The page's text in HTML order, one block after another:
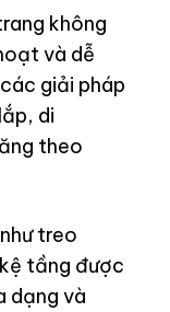
không
và dễ
giải pháp
di
theo
treo
tầng được
dạng và